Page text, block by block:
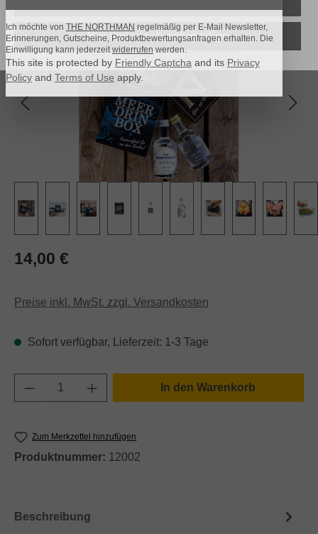
Regulärer Preis:
14,00 €
Preise inkl. MwSt. zzgl. Versandkosten
Sofort verfügbar, Lieferzeit: 1-3 Tage
Produkt Anzahl: Gib den gewünschten
In den Warenkorb
Zum Merkzettel hinzufügen
Produktnummer: 12002
Beschreibung
Nur technisch notwendige
Ich möchte von THE NORTHMAN regelmäßig per E-Mail Newsletter,
Erinnerungen, Gutscheine, Produktbewertungsanfragen erhalten. Die
Einwilligung kann jederzeitwiderrufen werden.
This site is protected by Friendly Captcha and its Privacy
Policy and Terms of Use apply.